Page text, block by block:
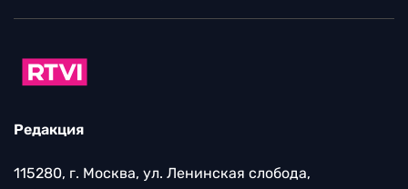
Редакция
115280, г. Москва, ул. Ленинская слобода,